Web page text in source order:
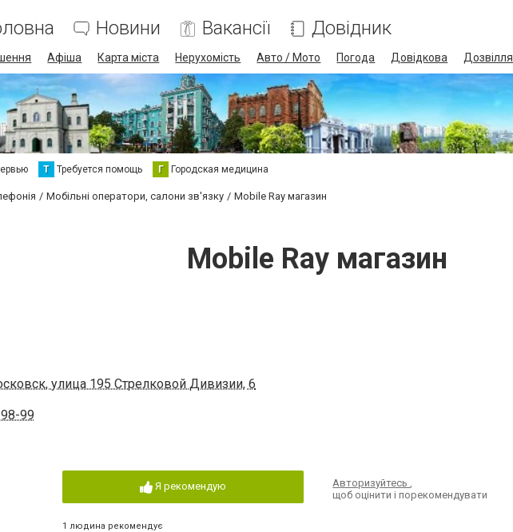
Новини Вакансії Довідник
Афіша Карта міста Нерухомість Авто / Мото Погода Довідкова Дозвілля
Т Требуется помощь Г Городская медицина
Мобільні оператори, салони зв'язку Mobile Ray магазин
Mobile Ray магазин
улица 195 Стрелковой Дивизии, 6
99
Я рекомендую
1 людина рекомендує
Авторизуйтесь,
щоб оцінити і порекомендувати